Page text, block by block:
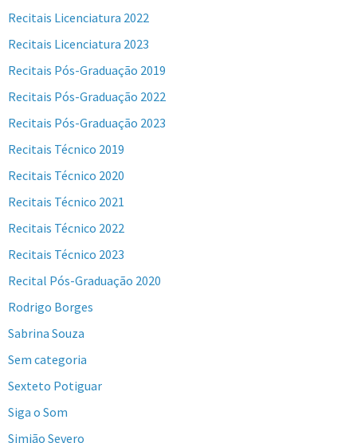
Recitais Licenciatura 2022
Recitais Licenciatura 2023
Recitais Pós-Graduação 2019
Recitais Pós-Graduação 2022
Recitais Pós-Graduação 2023
Recitais Técnico 2019
Recitais Técnico 2020
Recitais Técnico 2021
Recitais Técnico 2022
Recitais Técnico 2023
Recital Pós-Graduação 2020
Rodrigo Borges
Sabrina Souza
Sem categoria
Sexteto Potiguar
Siga o Som
Simião Severo